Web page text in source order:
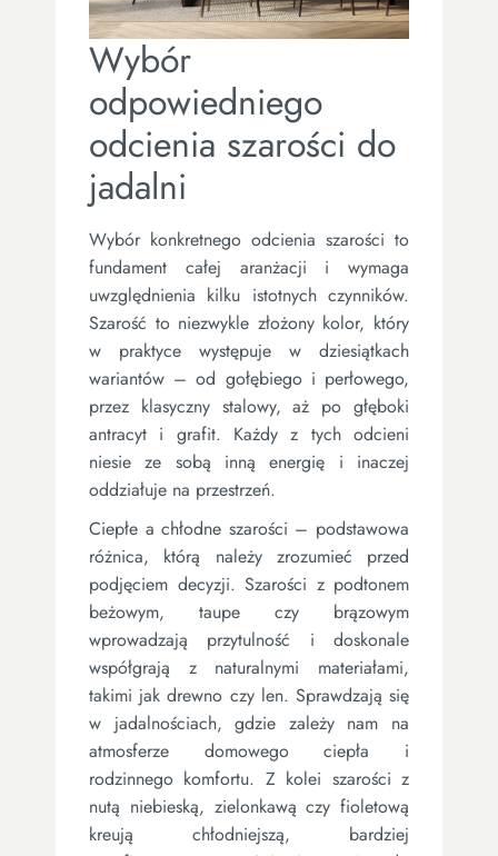
Wybór
odpowiedniego
odcienia szarości do
jadalni
Wybór konkretnego odcienia szarości to
fundament całej aranżacji i wymaga
uwzględnienia kilku istotnych czynników.
Szarość to niezwykle złożony kolor, który
w praktyce występuje w dziesiątkach
wariantów – od gołębiego i perłowego,
przez klasyczny stalowy, aż po głęboki
antracyt i grafit. Każdy z tych odcieni
niesie ze sobą inną energię i inaczej
oddziałuje na przestrzeń.
Ciepłe a chłodne szarości – podstawowa
różnica, którą należy zrozumieć przed
podjęciem decyzji. Szarości z podtonem
beżowym, taupe czy brązowym
wprowadzają przytulność i doskonale
współgrają z naturalnymi materiałami,
takimi jak drewno czy len. Sprawdzają się
w jadalnościach, gdzie zależy nam na
atmosferze domowego ciepła i
rodzinnego komfortu. Z kolei szarości z
nutą niebieską, zielonkawą czy fioletową
kreują chłodniejszą, bardziej